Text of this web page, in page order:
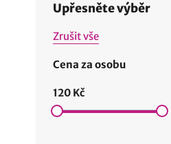
Upřesněte výběr
Zrušit vše
Cena za osobu
120 Kč